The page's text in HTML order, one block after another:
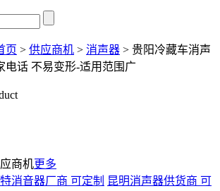
页 > 供应商机 > 消声器 > 贵阳冷藏车消声
电话 不易变形-适用范围广
商机更多
消音器厂商 可定制 昆明消声器供货商 可